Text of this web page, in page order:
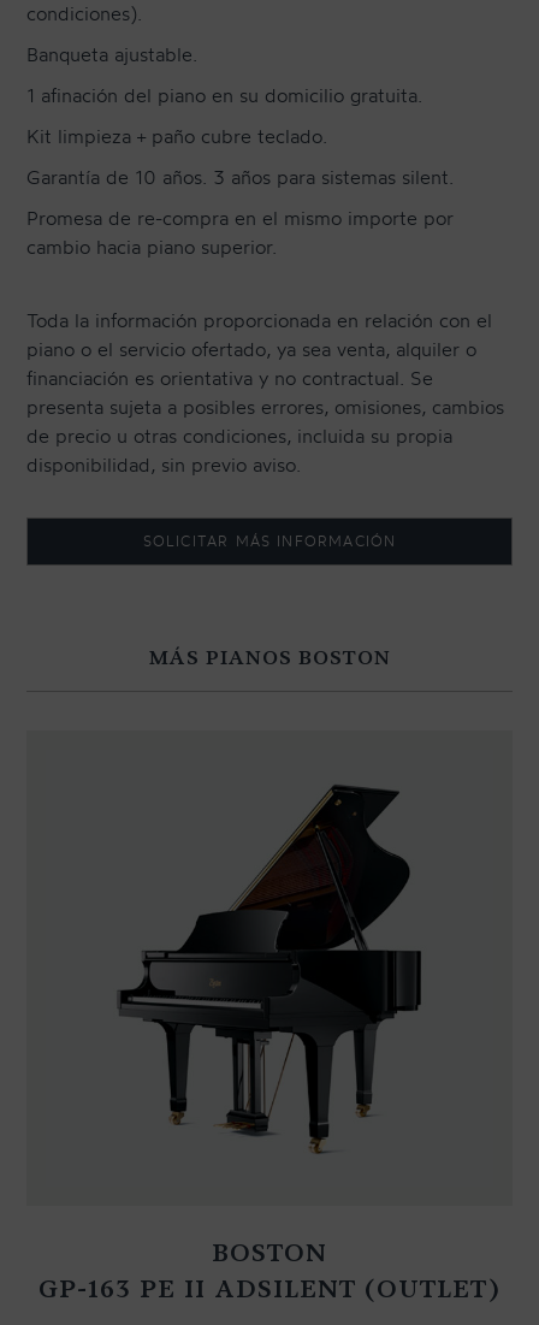
condiciones).
Banqueta ajustable.
1 afinación del piano en su domicilio gratuita.
Kit limpieza + paño cubre teclado.
Garantía de 10 años. 3 años para sistemas silent.
Promesa de re-compra en el mismo importe por
cambio hacia piano superior.
Toda la información proporcionada en relación con el
piano o el servicio ofertado, ya sea venta, alquiler o
financiación es orientativa y no contractual. Se
presenta sujeta a posibles errores, omisiones, cambios
de precio u otras condiciones, incluida su propia
disponibilidad, sin previo aviso.
SOLICITAR MÁS INFORMACIÓN
MÁS PIANOS BOSTON
BOSTON
GP-163 PE II ADSILENT (OUTLET)